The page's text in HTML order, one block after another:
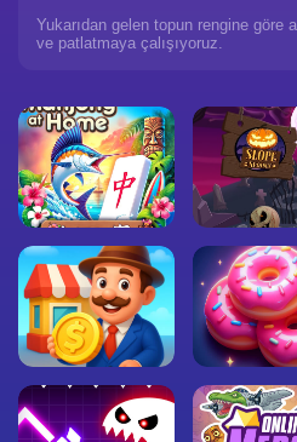
Yukarıdan gelen topun rengine göre
ve patlatmaya çalışıyoruz.